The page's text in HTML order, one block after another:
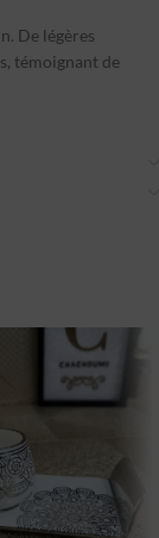
De légères
témoignant de